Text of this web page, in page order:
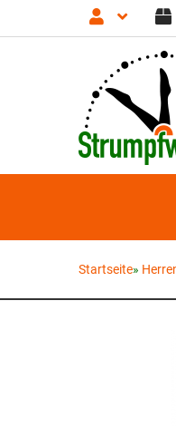
Anmelden
Startseite»